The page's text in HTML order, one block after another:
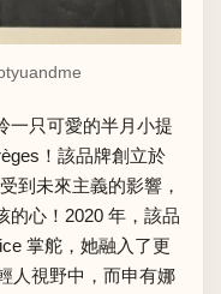
一只可愛的半月小提
！該品牌創立於
到未來主義的影響，
的心！2020 年，該品
掌舵，她融入了更
人視野中，而申有娜